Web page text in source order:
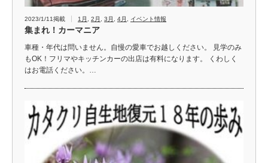
2023/1/11掲載 1月 2月 3月 4月 イベント情報
集まれ！カーマニア
車種・年代は問いません。自慢の愛車でお越しください。 見学のみ
もOK！フリマやキッチンカーの出店は有料になります。 くわしく
はお電話ください。…